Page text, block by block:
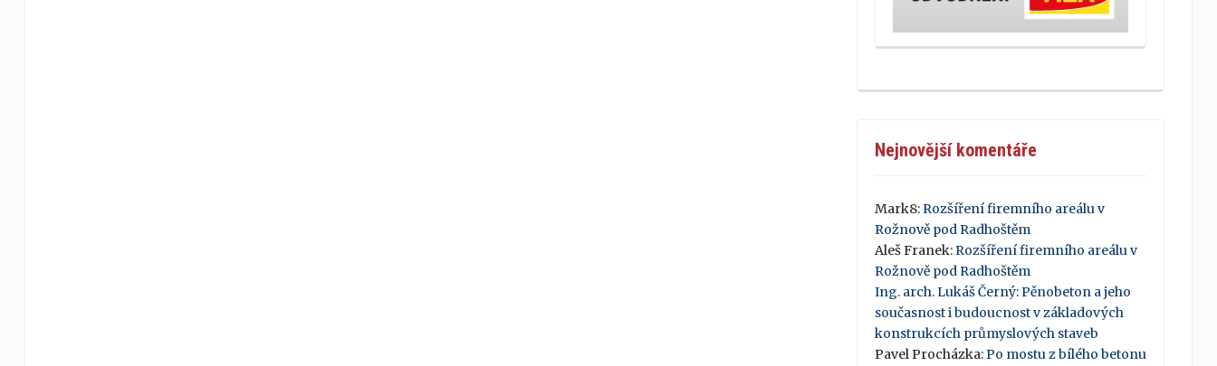
Nejnovější komentáře
Mark8:Rozšíření firemního areálu v
Rožnově pod Radhoštěm
Aleš Franek:Rozšíření firemního areálu v
Rožnově pod Radhoštěm
Ing. arch. Lukáš Černý:Pěnobeton a jeho
současnost i budoucnost v základových
konstrukcích průmyslových staveb
Pavel Procházka:Po mostu z bílého betonu